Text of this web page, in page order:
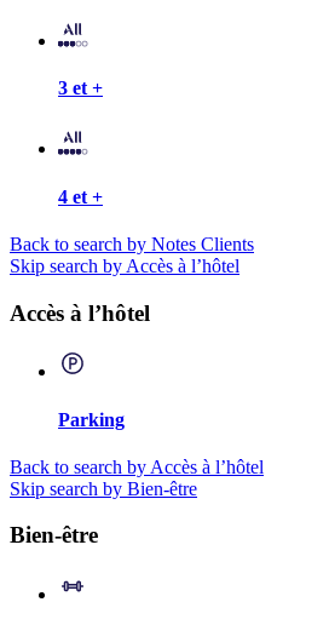
3 et +
4 et +
Back to search by Notes Clients
Skip search by Accès à l’hôtel
Accès à l’hôtel
Parking
Back to search by Accès à l’hôtel
Skip search by Bien-être
Bien-être